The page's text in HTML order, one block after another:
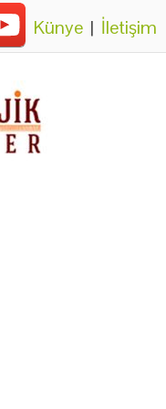
Künye | İletişim